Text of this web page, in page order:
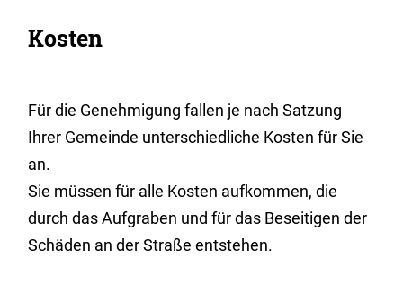
Kosten
Für die Genehmigung fallen je nach Satzung
Ihrer Gemeinde unterschiedliche Kosten für Sie
an.
Sie müssen für alle Kosten aufkommen, die
durch das Aufgraben und für das Beseitigen der
Schäden an der Straße entstehen.